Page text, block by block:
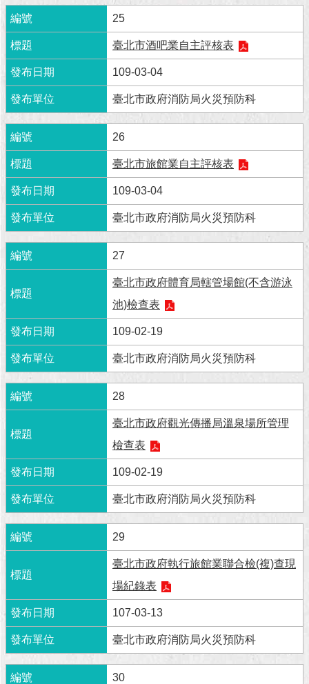
題
館
與
民
互
動
活
動
主
題
館
回
首
頁
網
導
覽
English
常
見
答
即
時
新
聞
澄
清
雙
詞
彙
台
北
通
25
臺北市酒吧業自主評核表
109-03-04
臺北市政府消防局火災預防科
26
臺北市旅館業自主評核表
109-03-04
臺北市政府消防局火災預防科
27
臺北市政府體育局轄管場館(不含游泳
池)檢查表
109-02-19
臺北市政府消防局火災預防科
28
臺北市政府觀光傳播局溫泉場所管理
檢查表
109-02-19
臺北市政府消防局火災預防科
29
臺北市政府執行旅館業聯合檢(複)查現
場紀錄表
107-03-13
臺北市政府消防局火災預防科
30